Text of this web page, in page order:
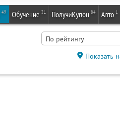
49 Обучение 31 ПолучиКупон 84 Авто 1
По рейтингу
Показать